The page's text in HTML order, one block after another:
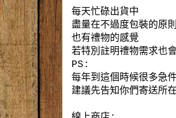
每天忙碌出貨中
盡量在不過度包裝的原
也有禮物的感覺
若特別註明禮物需求也
PS:
每年到這個時候很多急
建議先告知你們寄送所